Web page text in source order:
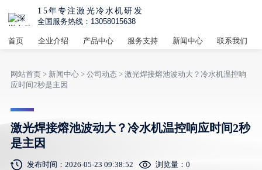
15年专注激光冷水机研发
全国服务热线：13058015638
首页 企业介绍 产品中心 服务支持 新闻中心 联系我们
网站首页> 新闻中心> 公司动态> 激光焊接熔池波动大？冷水机温控响
应时间2秒是主因
激光焊接熔池波动大？冷水机温控响应时间2秒
是主因
发布时间：2026-05-23 09:38:52 浏览量： 0